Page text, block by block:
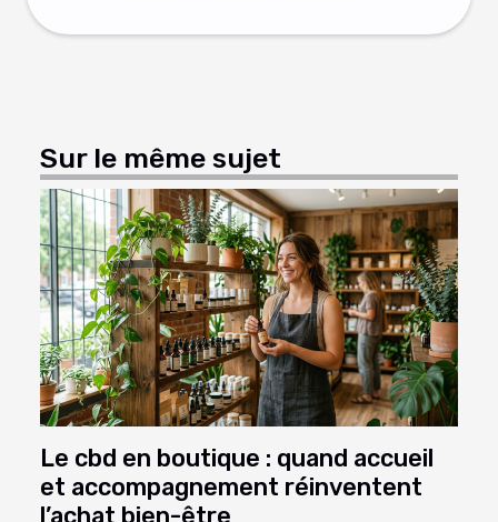
Sur le même sujet
Le cbd en boutique : quand accueil
et accompagnement réinventent
l’achat bien-être